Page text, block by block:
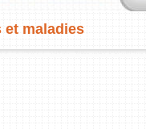
et maladies